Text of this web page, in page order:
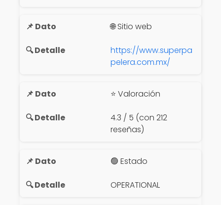
🌐 Sitio web
https://www.superpa
pelera.com.mx/
⭐ Valoración
4.3 / 5 (con 212
reseñas)
🟢 Estado
OPERATIONAL